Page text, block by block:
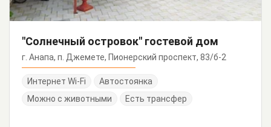
"Солнечный островок" гостевой дом
г. Анапа, п. Джемете, Пионерский проспект, 83/б-2
Интернет Wi-Fi
Автостоянка
Можно с животными
Есть трансфер